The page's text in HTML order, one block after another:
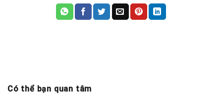
Có thể bạn quan tâm